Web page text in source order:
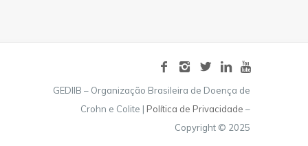
GEDIIB – Organização Brasileira de Doença de
Crohn e Colite | Política de Privacidade –
Copyright © 2025